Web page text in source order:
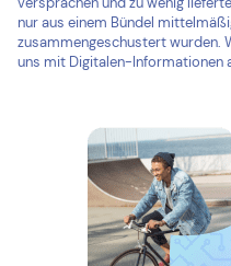
nur aus einem Bündel
zusammengeschustert wurden.
uns mit Digitalen-Informationen